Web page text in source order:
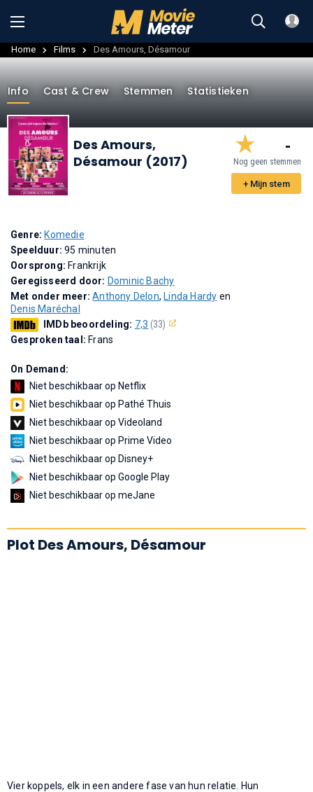
Home Films Des Amours, Désamour
Info Cast & Crew Stemmen Statistieken
Des Amours,
Désamour (2017)
-
Nog geen stemmen
+ Mijn stem
Genre: Komedie
Speelduur:95 minuten
Oorsprong: Frankrijk
Geregisseerd door: Dominic Bachy
Met onder meer:Anthony Delon, Linda Hardy en
Denis Maréchal
IMDb beoordeling: 7,3 (33)
Gesproken taal: Frans
On Demand:
Niet beschikbaar op Netflix
Niet beschikbaar op Pathé Thuis
Niet beschikbaar op Videoland
Niet beschikbaar op Prime Video
Niet beschikbaar op Disney+
Niet beschikbaar op Google Play
Niet beschikbaar op meJane
Plot Des Amours, Désamour
Vier koppels, elk in een andere fase van hun relatie. Hun